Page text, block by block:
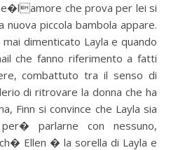
e�lamore che prova per lei si
piccola bambola appare.
dimenticato Layla e quando
che fanno riferimento a fatti
combattuto tra il senso di
di ritrovare la donna che ha
Finn si convince che Layla sia
parlarne con nessuno,
Ellen � la sorella di Layla e